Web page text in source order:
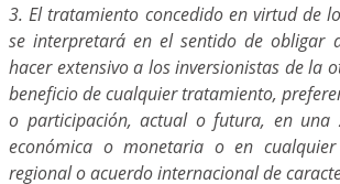
3. El tratamiento concedido en virtud de
se interpretará en el sentido de obligar
hacer extensivo a los inversionistas de la
beneficio de cualquier tratamiento,
o participación, actual o futura, en una
económica o monetaria o en
regional o acuerdo internacional de